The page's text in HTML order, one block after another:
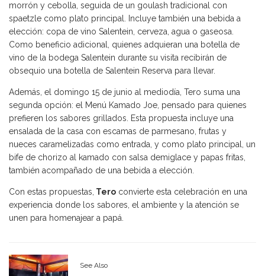
morrón y cebolla, seguida de un goulash tradicional con
spaetzle como plato principal. Incluye también una bebida a
elección: copa de vino Salentein, cerveza, agua o gaseosa.
Como beneficio adicional, quienes adquieran una botella de
vino de la bodega Salentein durante su visita recibirán de
obsequio una botella de Salentein Reserva para llevar.
Además, el domingo 15 de junio al mediodía, Tero suma una
segunda opción: el Menú Kamado Joe, pensado para quienes
prefieren los sabores grillados. Esta propuesta incluye una
ensalada de la casa con escamas de parmesano, frutas y
nueces caramelizadas como entrada, y como plato principal, un
bife de chorizo al kamado con salsa demiglace y papas fritas,
también acompañado de una bebida a elección.
Con estas propuestas, Tero convierte esta celebración en una
experiencia donde los sabores, el ambiente y la atención se
unen para homenajear a papá.
See Also